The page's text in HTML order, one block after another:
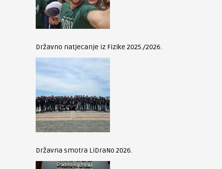
Državno natjecanje iz Fizike 2025./2026.
Državna smotra LiDraNo 2026.